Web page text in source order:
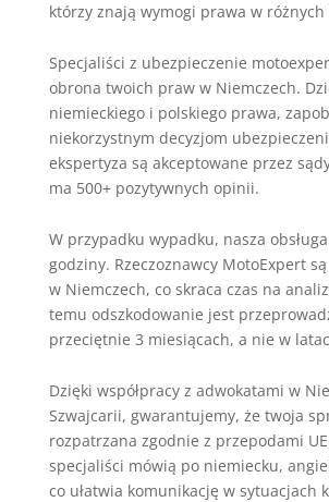
którzy znają wymogi prawa w różnych
Specjaliści z ubezpieczenie
obrona twoich praw w Niemczech.
niemieckiego i polskiego prawa,
niekorzystnym decyzjom
ekspertyza są akceptowane przez
ma 500+ pozytywnych opinii.
W przypadku wypadku, nasza
godziny. Rzeczoznawcy MotoExpert
w Niemczech, co skraca czas na
temu odszkodowanie jest
przeciętnie 3 miesiącach, a nie w
Dzięki współpracy z adwokatami w
Szwajcarii, gwarantujemy, że twoja
rozpatrzana zgodnie z przepodami
specjaliści mówią po niemiecku,
co ułatwia komunikację w sytuacjach